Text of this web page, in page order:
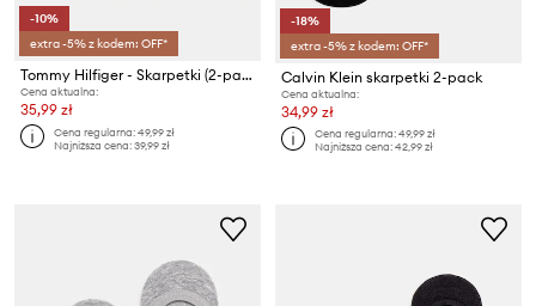
-10%
extra -5% z kodem: OFF*
Tommy Hilfiger - Skarpetki (2-pack)
Cena aktualna:
35,99 zł
Cena regularna:49,99 zł
Najniższa cena:39,99 zł
-18%
extra -5% z kodem: OFF*
Calvin Klein skarpetki 2-pack
Cena aktualna:
34,99 zł
Cena regularna:49,99 zł
Najniższa cena:42,99 zł